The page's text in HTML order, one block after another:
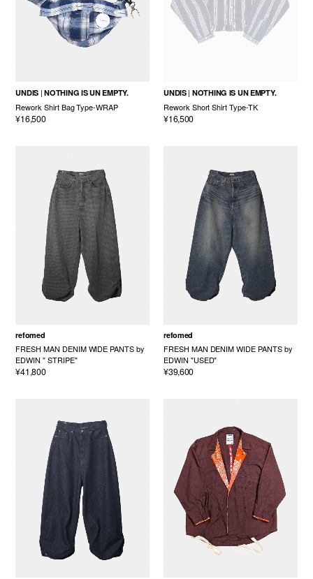
UNDIS NOTHING IS UN EMPTY.
Rework Shirt Bag Type-WRAP
¥16,500
UNDIS NOTHING IS UN EMPTY.
Rework Short Shirt Type-TK
¥16,500
refomed
FRESH MAN DENIM WIDE PANTS by
EDWIN " STRIPE"
¥41,800
refomed
FRESH MAN DENIM WIDE PANTS by
EDWIN "USED"
¥39,600